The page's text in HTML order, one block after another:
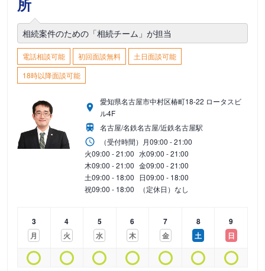
所
相続案件のための「相続チーム」が担当
電話相談可能 初回面談無料
土日面談可能
18時以降面談可能
愛知県名古屋市中村区椿町18-22 ロータスビ
ル4F
名古屋/名鉄名古屋/近鉄名古屋駅
（受付時間） 月09:00 - 21:00
火09:00 - 21:00 水09:00 - 21:00
木09:00 - 21:00 金09:00 - 21:00
土09:00 - 18:00 日09:00 - 18:00
祝09:00 - 18:00 （定休日）なし
3
月
4
火
5
水
6
木
7
金
8
土
9
日